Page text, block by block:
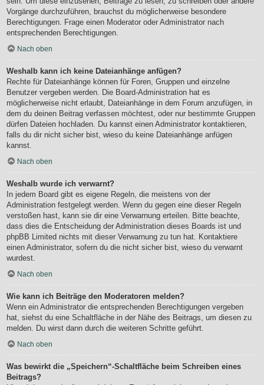
Vorgänge durchzuführen, brauchst du möglicherweise besondere
Berechtigungen. Frage einen Moderator oder Administrator nach
entsprechenden Berechtigungen.
Nach oben
Weshalb kann ich keine Dateianhänge anfügen?
Rechte für Dateianhänge können für Foren, Gruppen und einzelne
Benutzer vergeben werden. Die Board-Administration hat es
möglicherweise nicht erlaubt, Dateianhänge in dem Forum anzufügen, in
dem du deinen Beitrag verfassen möchtest, oder nur bestimmte Gruppen
dürfen Dateien hochladen. Du kannst einen Administrator kontaktieren,
falls du dir nicht sicher bist, wieso du keine Dateianhänge anfügen
kannst.
Nach oben
Weshalb wurde ich verwarnt?
In jedem Board gibt es eigene Regeln, die meistens von der
Administration festgelegt werden. Wenn du gegen eine dieser Regeln
verstoßen hast, kann sie dir eine Verwarnung erteilen. Bitte beachte,
dass dies die Entscheidung der Administration dieses Boards ist und
phpBB Limited nichts mit dieser Verwarnung zu tun hat. Kontaktiere
einen Administrator, sofern du die nicht sicher bist, wieso du verwarnt
wurdest.
Nach oben
Wie kann ich Beiträge den Moderatoren melden?
Wenn ein Administrator die entsprechenden Berechtigungen vergeben
hat, siehst du eine Schaltfläche in der Nähe des Beitrags, um diesen zu
melden. Du wirst dann durch die weiteren Schritte geführt.
Nach oben
Was bewirkt die „Speichern“-Schaltfläche beim Schreiben eines
Beitrags?